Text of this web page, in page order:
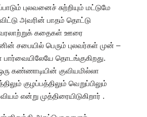
புலவனைச் சுற்றியும் மட்டுமே
அவரின் பாதம் தொட்டு
வரலாற்றுக் கதைகள் ஊரை
சபையில் பெரும் புலவர்கள் முன் –
தொடங்குகிறது.
கண்ணாடியின் குவியமில்லா
குழப்பத்திலும் வெறுப்பிலும்
என்று முத்திரையிடுகிறார் .